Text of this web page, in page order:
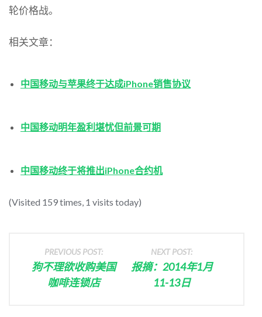
轮价格战。
相关文章：
中国移动与苹果终于达成iPhone销售协议
中国移动明年盈利堪忧但前景可期
中国移动终于将推出iPhone合约机
(Visited 159 times, 1 visits today)
PREVIOUS POST:
狗不理欲收购美国
咖啡连锁店
NEXT POST:
报摘：2014年1月
11-13日